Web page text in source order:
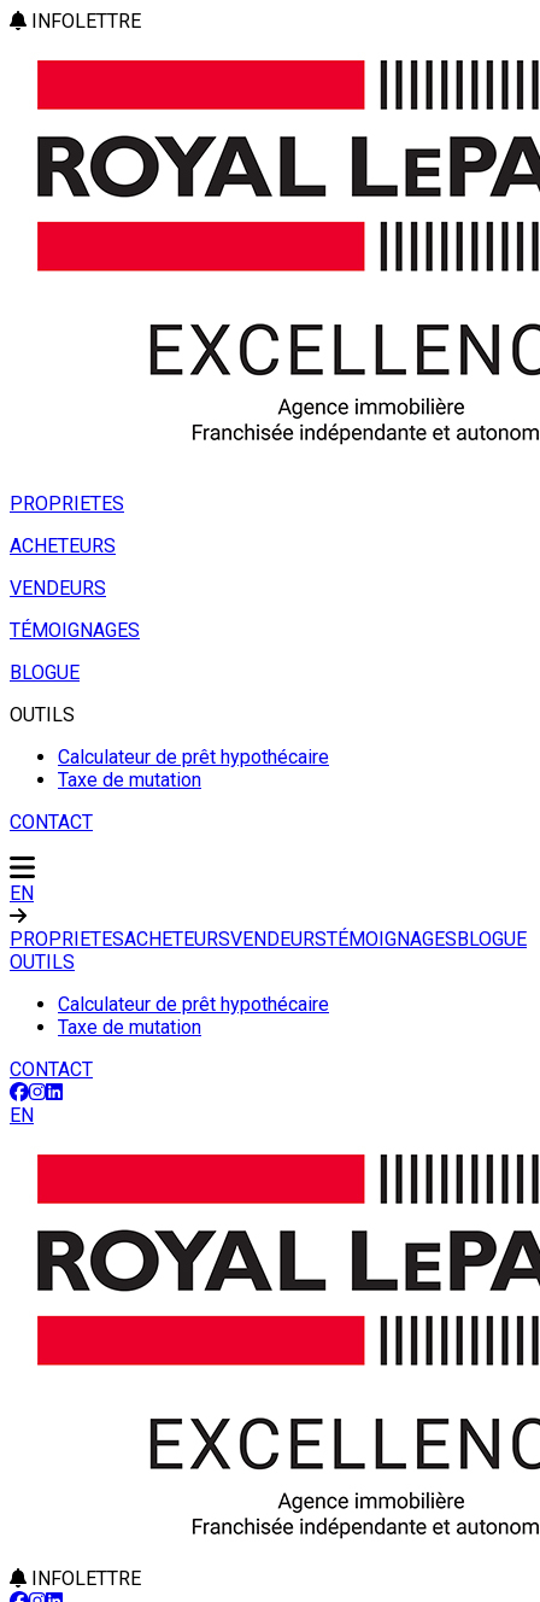
INFOLETTRE
PROPRIETES
ACHETEURS
VENDEURS
TÉMOIGNAGES
BLOGUE
OUTILS
Calculateur de prêt hypothécaire
Taxe de mutation
CONTACT
EN
PROPRIETESACHETEURSVENDEURSTÉMOIGNAGESBLOGUE
OUTILS
Calculateur de prêt hypothécaire
Taxe de mutation
CONTACT
EN
INFOLETTRE